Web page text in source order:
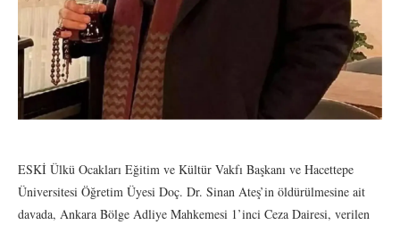
ESKİ Ülkü Ocakları Eğitim ve Kültür Vakfı Başkanı ve Hacettepe
Üniversitesi Öğretim Üyesi Doç. Dr. Sinan Ateş’in öldürülmesine ait
davada, Ankara Bölge Adliye Mahkemesi 1’inci Ceza Dairesi, verilen